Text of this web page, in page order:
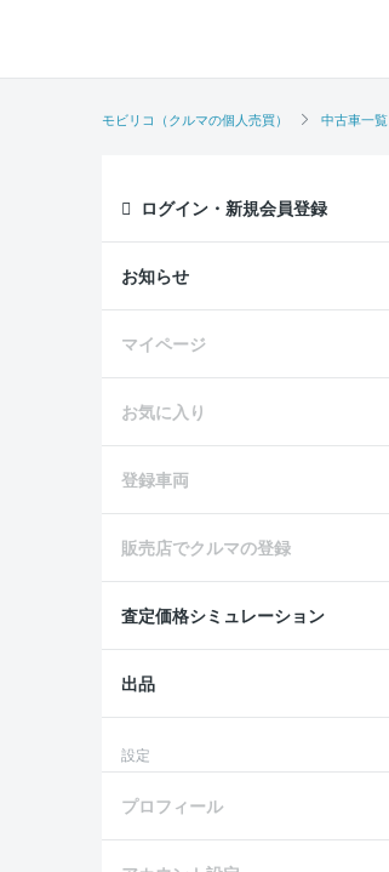
モビリコ（クルマの個人売買） 中古車一覧
ログイン・新規会員登録
お知らせ
マイページ
お気に入り
登録車両
販売店でクルマの登録
査定価格シミュレーション
出品
設定
プロフィール